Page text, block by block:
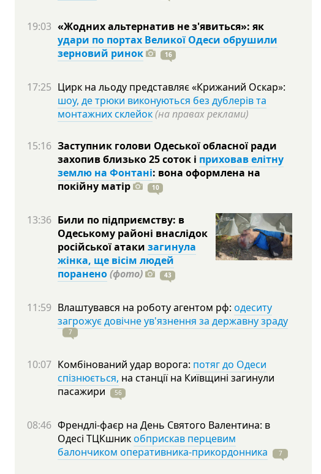
19:03 «Жодних альтернатив не з'явиться»: як
удари по портах Великої Одеси обрушили
зерновий ринок
16
17:25 Цирк на льоду представляє «Крижаний Оскар»:
шоу, де трюки виконуються без дублерів та
монтажних склейок(на правах реклами)
15:16 Заступник голови Одеської обласної ради
захопив близько 25 соток і приховав елітну
землю на Фонтані: вона оформлена на
покійну матір 10
13:36 Били по підприємству: в
Одеському районі внаслідок
російської атаки загинула
жінка, ще вісім людей
поранено(фото) 43
11:59 Влаштувався на роботу агентом рф: одеситу
загрожує довічне ув'язнення за державну зраду
7
10:07 Комбінований удар ворога: потяг до Одеси
спізнюється, на станції на Київщині загинули
пасажири
56
08:46 Френдлі-фаєр на День Святого Валентина: в
Одесі ТЦКшникобприскав перцевим
балончиком оперативника-прикордонника
7